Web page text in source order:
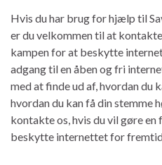
Hvis du har brug for hjælp til
er du velkommen til at
kampen for at beskytte
adgang til en åben og fri
med at finde ud af, hvordan du
hvordan du kan få din stemme
kontakte os, hvis du vil gøre
beskytte internettet for